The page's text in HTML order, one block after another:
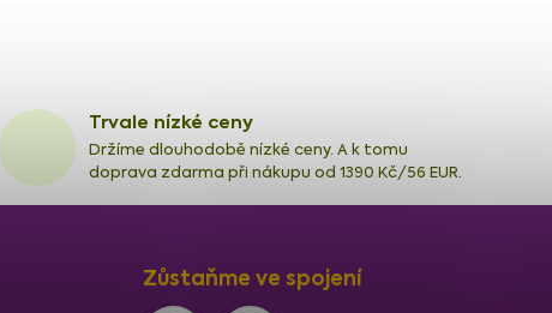
Trvale nízké ceny
Držíme dlouhodobě nízké ceny. A k tomu
doprava zdarma při nákupu od 1390 Kč/56 EUR.
Zůstaňme ve spojení